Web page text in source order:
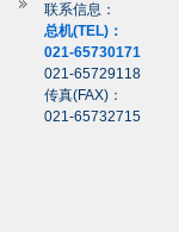
联系信息：
总机(TEL)：
021-65730171
021-65729118
传真(FAX)：
021-65732715